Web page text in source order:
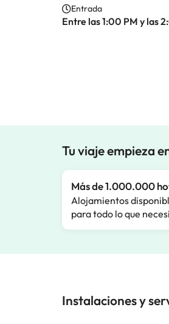
Entrada
Entre las 1:00 PM y las
Tu viaje empieza
Más de 1.000.000
Alojamientos
para todo lo que
Instalaciones y